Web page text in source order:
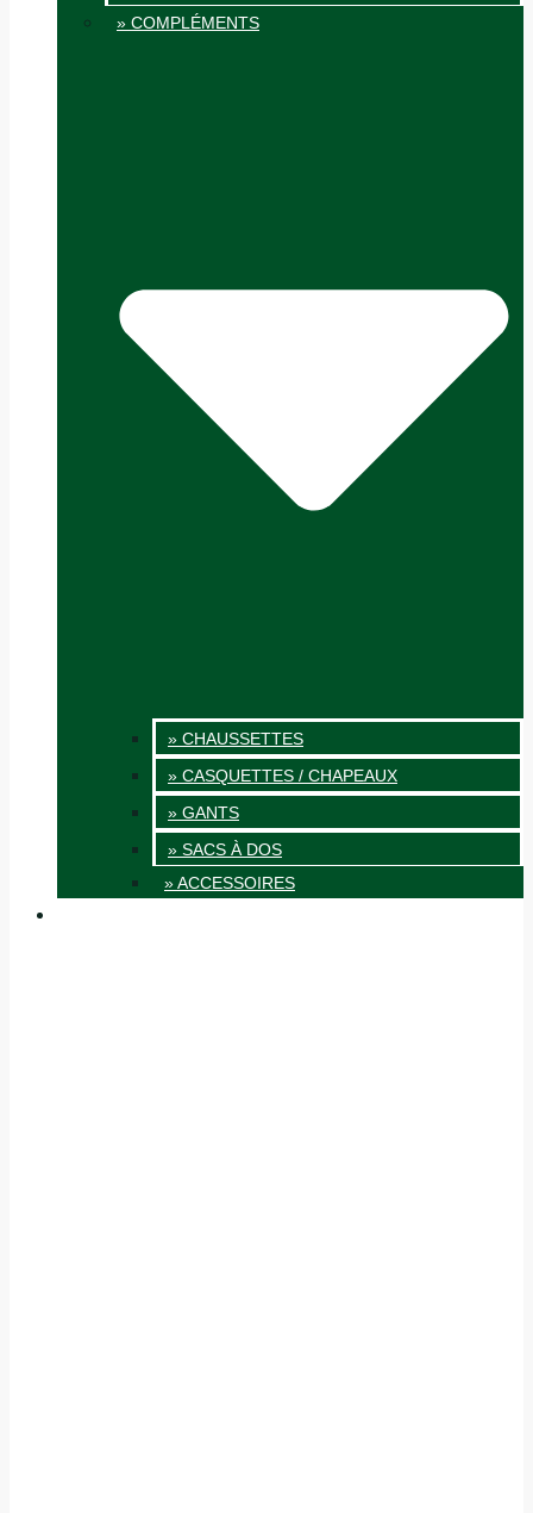
» COMPLÉMENTS
» CHAUSSETTES
» CASQUETTES / CHAPEAUX
» GANTS
» SACS À DOS
» ACCESSOIRES